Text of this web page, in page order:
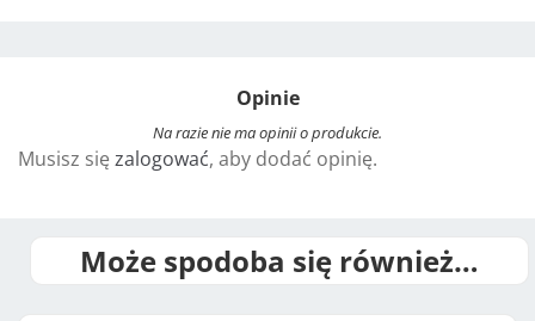
n
Opinie
Na razie nie ma opinii o produkcie.
Musisz się zalogować, aby dodać opinię.
Może spodoba się również…